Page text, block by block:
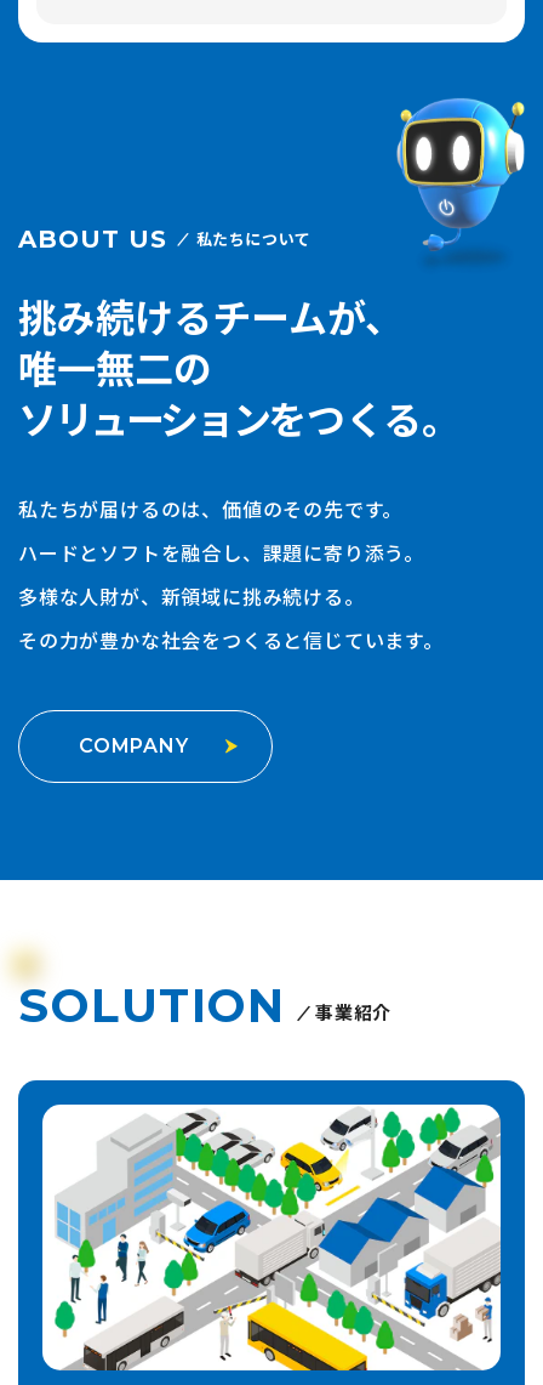
ABOUT US 私たちについて
挑み続けるチームが、
唯一無二の
ソリューションをつくる。
私たちが届けるのは、価値のその先です。
ハードとソフトを融合し、課題に寄り添う。
多様な人財が、新領域に挑み続ける。
その力が豊かな社会をつくると信じています。
COMPANY
SOLUTION 事業紹介